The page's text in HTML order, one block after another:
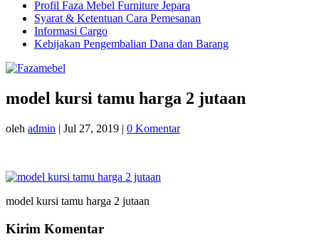
Profil Faza Mebel Furniture Jepara
Syarat & Ketentuan Cara Pemesanan
Informasi Cargo
Kebijakan Pengembalian Dana dan Barang
model kursi tamu harga 2 jutaan
oleh admin | Jul 27, 2019 | 0 Komentar
model kursi tamu harga 2 jutaan
Kirim Komentar